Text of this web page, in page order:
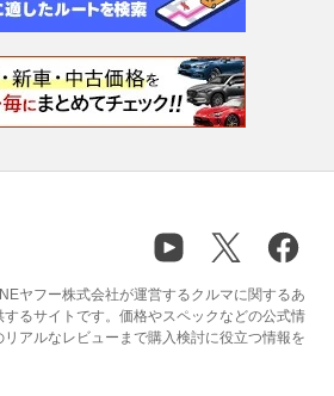
ヤフー株式会社が運営するクルマに関するあ
るサイトです。価格やスペックなどの公式情
アルなレビューまで購入検討に役立つ情報を